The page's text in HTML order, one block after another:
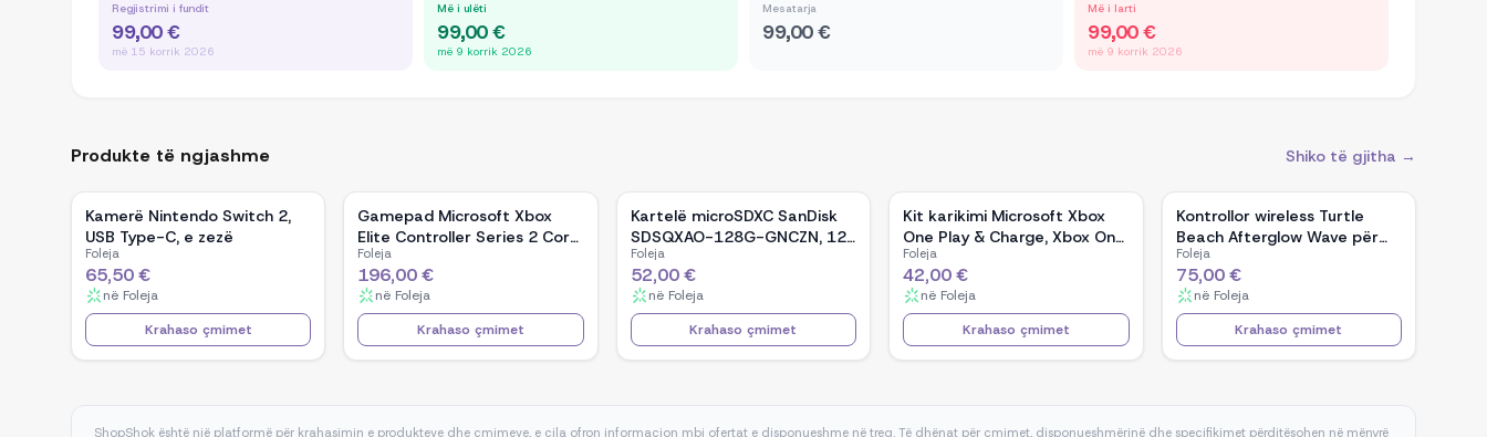
Regjistrimi i fundit
99,00 €
më 15 korrik 2026
Më i ulëti
99,00 €
më 9 korrik 2026
Mesatarja
99,00 €
Më i larti
99,00 €
më 9 korrik 2026
Produkte të ngjashme Shiko të gjitha →
Kamerë Nintendo Switch 2,
USB Type-C, e zezë
Foleja
65,50 €
në Foleja
Krahaso çmimet
Gamepad Microsoft Xbox
Elite Controller Series 2 Core
Edition, bardhë
Foleja
196,00 €
në Foleja
Krahaso çmimet
Kartelë microSDXC SanDisk
SDSQXAO-128G-GNCZN, 128
GB, e kuqe, e bardhë
Foleja
52,00 €
në Foleja
Krahaso çmimet
Kit karikimi Microsoft Xbox
One Play & Charge, Xbox One,
i zi, mat
Foleja
42,00 €
në Foleja
Krahaso çmimet
Kontrollor wireless Turtle
Beach Afterglow Wave për
Nintendo Switch 2, RGB,
bateri e rikarikueshme 20
orë, i zi
Foleja
75,00 €
në Foleja
Krahaso çmimet
ShopShok është një platformë për krahasimin e produkteve dhe çmimeve, e cila ofron informacion mbi ofertat e disponueshme në treg. Të dhënat për çmimet, disponueshmërinë dhe specifikimet përditësohen në mënyrë